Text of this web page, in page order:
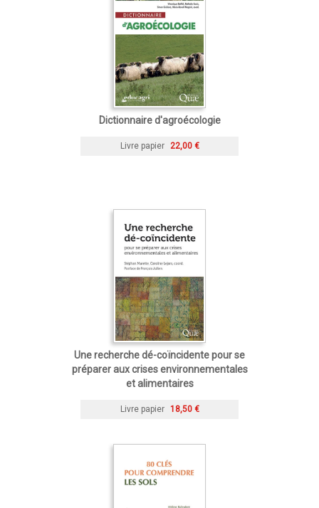
Dictionnaire d'agroécologie
Livre papier 22,00 €
Une recherche dé-coïncidente pour se
préparer aux crises environnementales
et alimentaires
Livre papier 18,50 €